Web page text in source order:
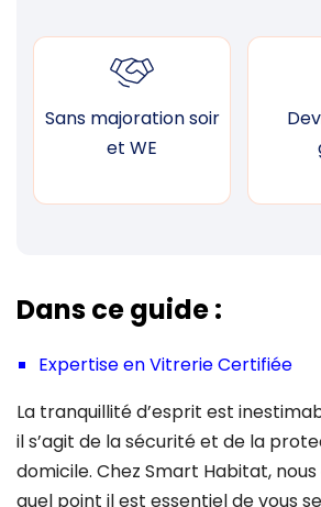
Sans majoration soir
et WE
Dans ce guide :
Expertise en Vitrerie Certifiée
La tranquillité d’esprit est
il s’agit de la sécurité et de la
domicile. Chez Smart Habitat,
quel point il est essentiel de vous